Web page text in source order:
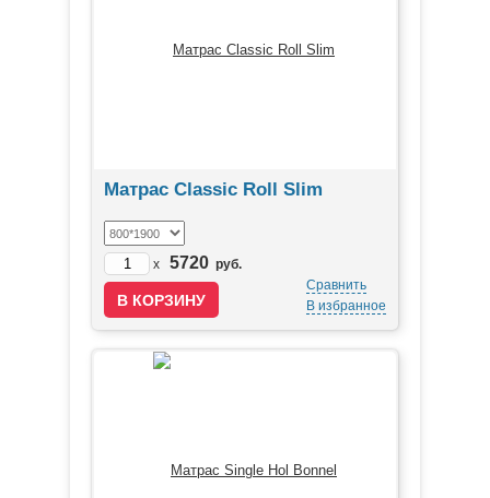
Матрас Classic Roll Slim
x 5720 руб.
Сравнить
В избранное